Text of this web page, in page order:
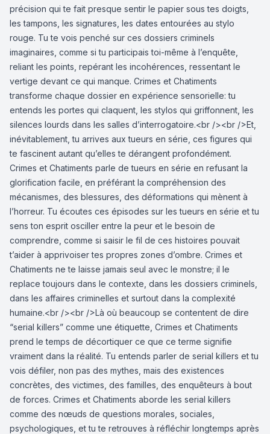
précision qui te fait presque sentir le papier sous tes doigts,
les tampons, les signatures, les dates entourées au stylo
rouge. Tu te vois penché sur ces dossiers criminels
imaginaires, comme si tu participais toi-même à l’enquête,
reliant les points, repérant les incohérences, ressentant le
vertige devant ce qui manque. Crimes et Chatiments
transforme chaque dossier en expérience sensorielle: tu
entends les portes qui claquent, les stylos qui griffonnent, les
silences lourds dans les salles d’interrogatoire.<br /><br />Et,
inévitablement, tu arrives aux tueurs en série, ces figures qui
te fascinent autant qu’elles te dérangent profondément.
Crimes et Chatiments parle de tueurs en série en refusant la
glorification facile, en préférant la compréhension des
mécanismes, des blessures, des déformations qui mènent à
l’horreur. Tu écoutes ces épisodes sur les tueurs en série et tu
sens ton esprit osciller entre la peur et le besoin de
comprendre, comme si saisir le fil de ces histoires pouvait
t’aider à apprivoiser tes propres zones d’ombre. Crimes et
Chatiments ne te laisse jamais seul avec le monstre; il le
replace toujours dans le contexte, dans les dossiers criminels,
dans les affaires criminelles et surtout dans la complexité
humaine.<br /><br />Là où beaucoup se contentent de dire
“serial killers” comme une étiquette, Crimes et Chatiments
prend le temps de décortiquer ce que ce terme signifie
vraiment dans la réalité. Tu entends parler de serial killers et tu
vois défiler, non pas des mythes, mais des existences
concrètes, des victimes, des familles, des enquêteurs à bout
de forces. Crimes et Chatiments aborde les serial killers
comme des nœuds de questions morales, sociales,
psychologiques, et tu te retrouves à réfléchir longtemps après